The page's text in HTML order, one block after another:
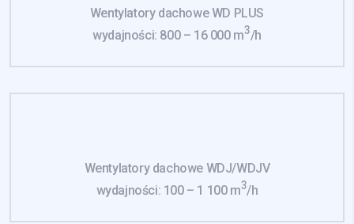
Wentylatory dachowe WD PLUS
wydajności: 800 – 16 000 m3/h
Wentylatory dachowe WDJ/WDJV
wydajności: 100 – 1 100 m3/h